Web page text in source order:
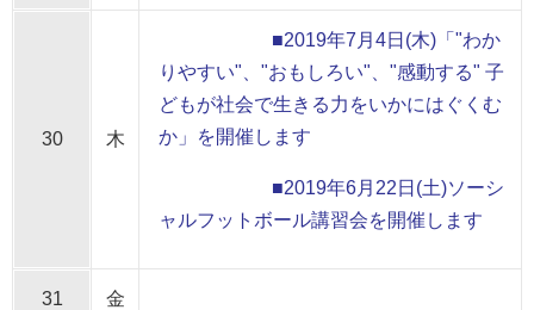
30 木
■2019年7月4日(木)「"わか
りやすい"、"おもしろい"、"感動する" 子
どもが社会で生きる力をいかにはぐくむ
か」を開催します
■2019年6月22日(土)ソーシ
ャルフットボール講習会を開催します
31 金